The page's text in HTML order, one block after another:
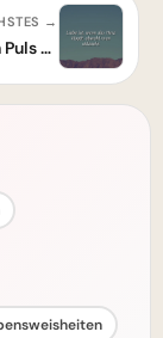
→
Herzklopfen im Stillstand: Wenn Liebe den Puls beschleunigt!